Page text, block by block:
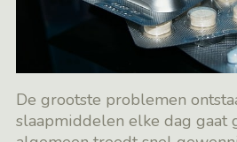
De grootste problemen
slaapmiddelen elke dag gaat